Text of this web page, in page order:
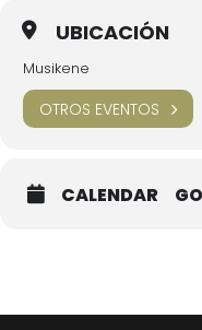
UBICACIÓN
Musikene
OTROS EVENTOS
CALENDAR